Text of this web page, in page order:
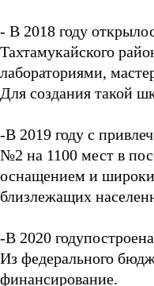
- В 2018 году
Тахтамукайского
лабораториями,
Для создания такой
-В 2019 году с
№2 на 1100 мест в
оснащением и
близлежащих
-В 2020
Из федерального
финансирование.